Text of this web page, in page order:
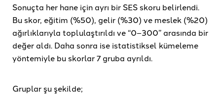
Sonuçta her hane için ayrı bir SES skoru belirlendi.
Bu skor, eğitim (%50), gelir (%30) ve meslek (%20)
ağırlıklarıyla toplulaştırıldı ve “0–300” arasında bir
değer aldı. Daha sonra ise istatistiksel kümeleme
yöntemiyle bu skorlar 7 gruba ayrıldı.
Gruplar şu şekilde;